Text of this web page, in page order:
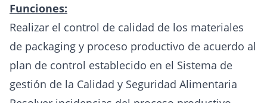
Funciones:
Realizar el control de calidad de los materiales
de packaging y proceso productivo de acuerdo al
plan de control establecido en el Sistema de
gestión de la Calidad y Seguridad Alimentaria